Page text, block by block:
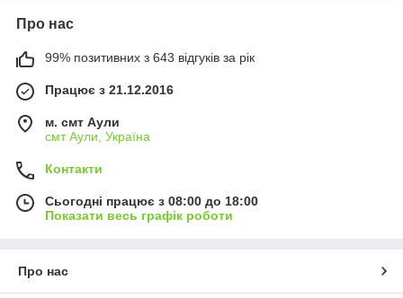
Про нас
99% позитивних з 643 відгуків за рік
Працює з 21.12.2016
м. смт Аули
смт Аули, Україна
Контакти
Сьогодні працює з 08:00 до 18:00
Показати весь графік роботи
Про нас